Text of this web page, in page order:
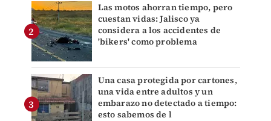
Las motos ahorran tiempo, pero
cuestan vidas: Jalisco ya
considera a los accidentes de
'bikers' como problema
Una casa protegida por cartones,
una vida entre adultos y un
embarazo no detectado a tiempo:
esto sabemos de l